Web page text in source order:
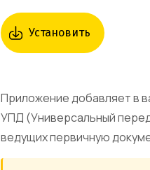
Установить
Приложение добавляет в
УПД (Универсальный
ведущих первичную